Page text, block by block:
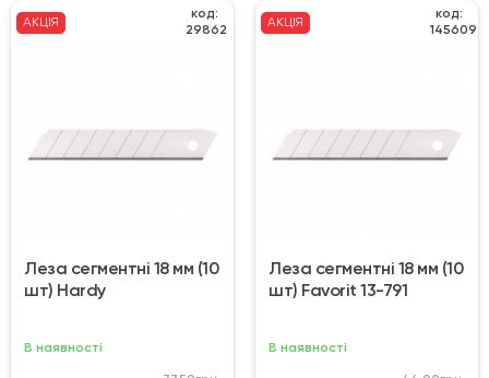
АКЦІЯ
код:
29862
Леза сегментні 18 мм (10
шт) Hardy
В наявності
АКЦІЯ
код:
145609
Леза сегментні 18 мм (10
шт) Favorit 13-791
В наявності